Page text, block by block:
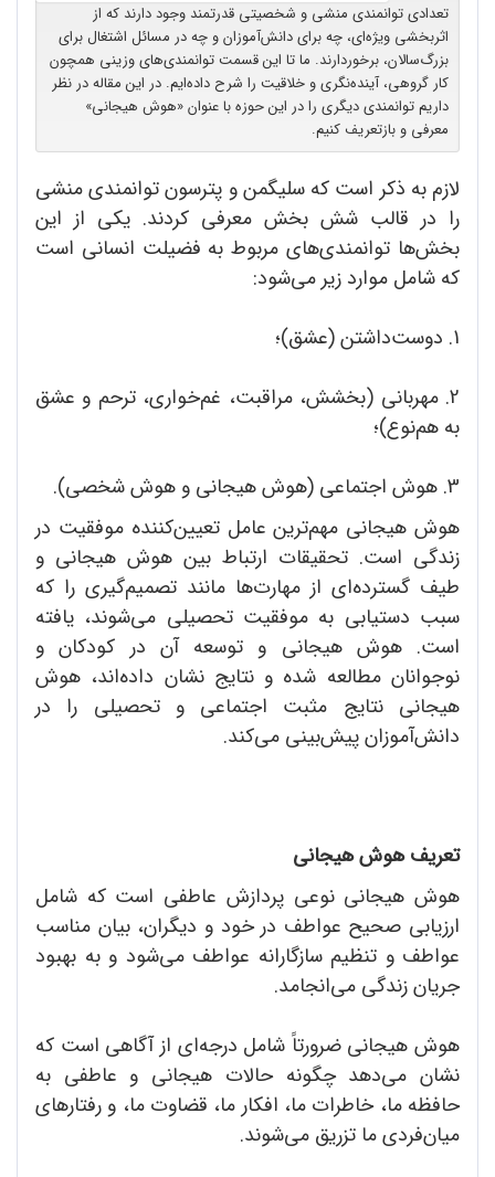
تعدادی توانمندی منشی و شخصیتی قدرتمند وجود دارند که از
اثربخشی ویژه‌ای، چه برای دانش‌آموزان و چه در مسائل اشتغال برای
بزرگ‌سالان، برخوردارند. ما تا این قسمت توانمندی‌های وزینی همچون
کار گروهی، آینده‌نگری و خلاقیت را شرح داده‌ایم. در این مقاله در نظر
داریم توانمندی دیگری را در این حوزه با عنوان «هوش هیجانی»
معرفی و بازتعریف کنیم.
لازم به ذکر است که سلیگمن و پترسون توانمندی منشی
را در قالب شش بخش معرفی کردند. یکی از این
بخش‌ها توانمندی‌های مربوط به فضیلت انسانی است
که شامل موارد زیر می‌شود:
1. دوست‌داشتن (عشق)؛
2. مهربانی (بخشش، مراقبت، غم‌خواری، ترحم و عشق
به هم‌نوع)؛
3. هوش اجتماعی (هوش هیجانی و هوش شخصی).
هوش هیجانی مهم‌ترین عامل تعیین‌کننده موفقیت در
زندگی است. تحقیقات ارتباط بین هوش هیجانی و
طیف گسترده‌ای از مهارت‌ها مانند تصمیم‌گیری را که
سبب دستیابی به موفقیت تحصیلی می‌شوند، یافته
است. هوش هیجانی و توسعه آن در کودکان و
نوجوانان مطالعه شده و نتایج نشان داده‌اند، هوش
هیجانی نتایج مثبت اجتماعی و تحصیلی را در
دانش‌آموزان پیش‌بینی می‌کند.
تعریف هوش هیجانی
هوش هیجانی نوعی پردازش عاطفی است که شامل
ارزیابی صحیح عواطف در خود و دیگران، بیان مناسب
عواطف و تنظیم سازگارانه عواطف می‌شود و به بهبود
جریان زندگی می‌انجامد.
هوش هیجانی ضرورتاً شامل درجه‌ای از آگاهی است که
نشان می‌دهد چگونه حالات هیجانی و عاطفی به
حافظه ما، خاطرات ما، افکار ما، قضاوت ما، و رفتارهای
میان‌فردی ما تزریق می‌شوند.